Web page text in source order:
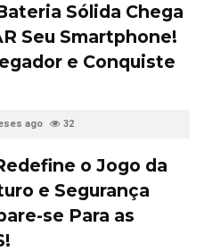
Sólida Chega
Seu Smartphone!
e Conquiste
ago 32
o Jogo da
e Segurança
se Para as